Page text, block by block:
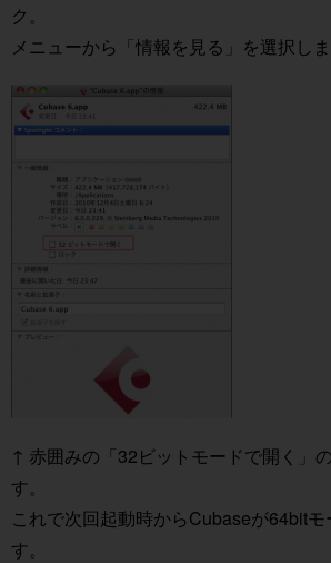
ク。
メニューから「情報を見る」を選択しま
↑ 赤囲みの「32ビットモードで開く」
す。
これで次回起動時からCubaseが64bit
す。